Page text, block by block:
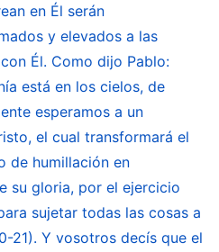
la obra del juicio,
obra es, en realidad,
el camino y la vida de
tengan fe en Él. Esta
realizada por Dios. […]
obra de Dios, por
ser llevada a cabo
ser hecha por el
en Él serán
y elevados a las
Él. Como dijo Pablo:
está en los cielos, de
esperamos a un
el cual transformará el
de humillación en
su gloria, por el ejercicio
sujetar todas las cosas a
21). Y vosotros decís que el